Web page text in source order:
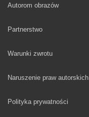
Autorom obrazów
Partnerstwo
Warunki zwrotu
Naruszenie praw autorskich
Polityka prywatności